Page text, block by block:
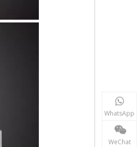
WhatsApp
WeChat